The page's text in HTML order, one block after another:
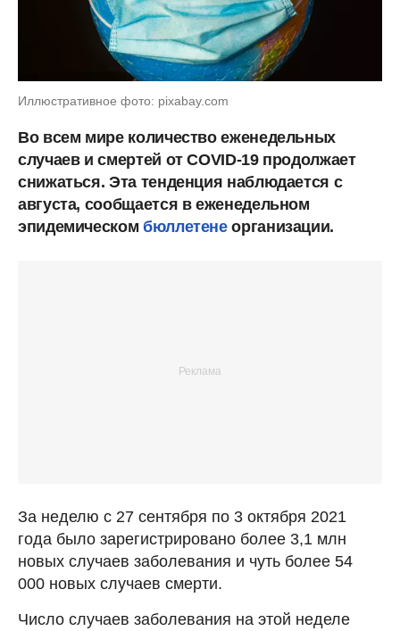
Иллюстративное фото: pixabay.com
Во всем мире количество еженедельных
случаев и смертей от COVID-19 продолжает
снижаться. Эта тенденция наблюдается с
августа, сообщается в еженедельном
эпидемическом бюллетенеорганизации.
За неделю с 27 сентября по 3 октября 2021
года было зарегистрировано более 3,1 млн
новых случаев заболевания и чуть более 54
000 новых случаев смерти.
Число случаев заболевания на этой неделе